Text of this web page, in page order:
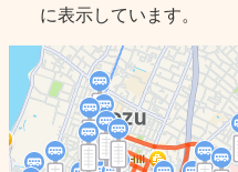
に表示しています。